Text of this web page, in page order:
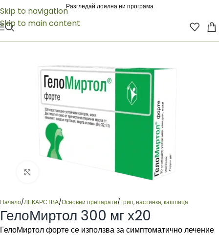
Skip to navigation
Skip to main content
Разгледай лоялна ни програма
Начало/ЛЕКАРСТВА/Основни препарати/Грип, настинка, кашлица
ГелоМиртол 300 мг х20
ГелоМиртол форте се използва за симптоматично лечение